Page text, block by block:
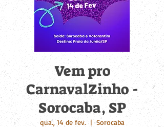
Vem pro
CarnavalZinho -
Sorocaba, SP
qua., 14 de fev.
  |
Sorocaba